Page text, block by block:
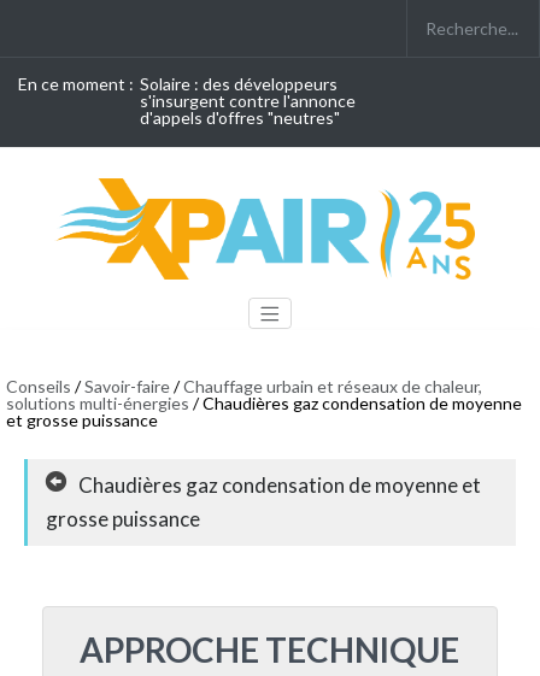
En ce moment : Solaire : des développeurs
s'insurgent contre l'annonce
d'appels d'offres "neutres"
Conseils /Savoir-faire/Chauffage urbain et réseaux de chaleur,
solutions multi-énergies / Chaudières gaz condensation de moyenne
et grosse puissance
Chaudières gaz condensation de moyenne et
grosse puissance
APPROCHE TECHNIQUE